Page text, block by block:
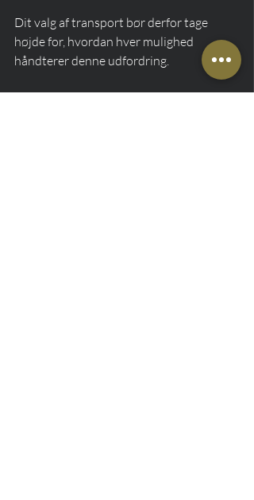
Dit valg af transport bør derfor tage
højde for, hvordan hver mulighed
håndterer denne udfordring.